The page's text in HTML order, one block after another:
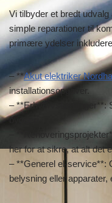
Vi tilbyder et bredt
simple reparationer til
primære ydelser
– **Akut elektriker
installationsopgaver.
– **Erhvervsløsninger**:
byggeri.
–
her for at sikre, at alt det
– **Generel el-service**:
belysning eller